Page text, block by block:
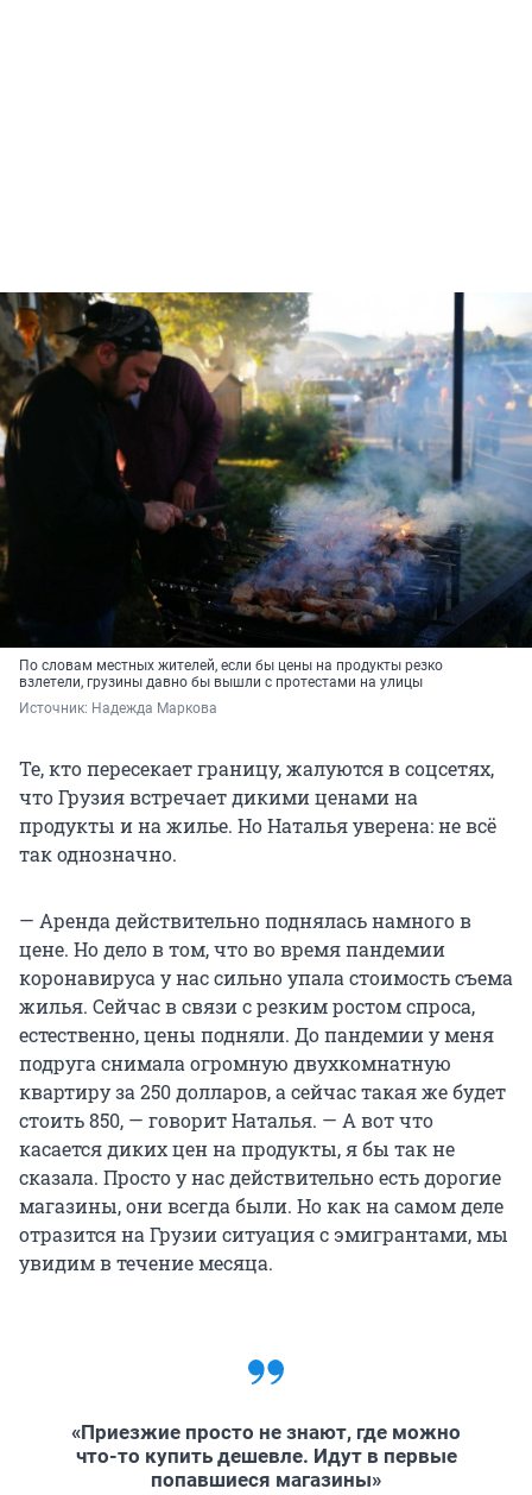
По словам местных жителей, если бы цены на продукты резко
взлетели, грузины давно бы вышли с протестами на улицы
Источник: Надежда Маркова
Те, кто пересекает границу, жалуются в соцсетях,
что Грузия встречает дикими ценами на
продукты и на жилье. Но Наталья уверена: не всё
так однозначно.
— Аренда действительно поднялась намного в
цене. Но дело в том, что во время пандемии
коронавируса у нас сильно упала стоимость съема
жилья. Сейчас в связи с резким ростом спроса,
естественно, цены подняли. До пандемии у меня
подруга снимала огромную двухкомнатную
квартиру за 250 долларов, а сейчас такая же будет
стоить 850, — говорит Наталья. — А вот что
касается диких цен на продукты, я бы так не
сказала. Просто у нас действительно есть дорогие
магазины, они всегда были. Но как на самом деле
отразится на Грузии ситуация с эмигрантами, мы
увидим в течение месяца.
«Приезжие просто не знают, где можно
что-то купить дешевле. Идут в первые
попавшиеся магазины»